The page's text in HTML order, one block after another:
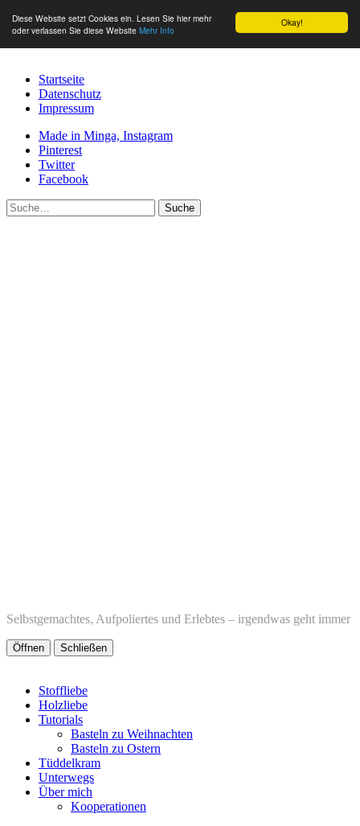
Okay!
Diese Website setzt Cookies ein. Lesen Sie hier mehr
oder verlassen Sie diese Website Mehr Info
Startseite
Datenschutz
Impressum
Made in Minga, Instagram
Pinterest
Twitter
Facebook
Suche
Selbstgemachtes, Aufpoliertes und Erlebtes – irgendwas geht immer
Öffnen Schließen
Stoffliebe
Holzliebe
Tutorials
Basteln zu Weihnachten
Basteln zu Ostern
Tüddelkram
Unterwegs
Über mich
Kooperationen